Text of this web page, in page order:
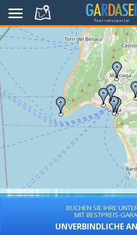
BUCHEN SIE IHRE
MIT BESTPREIS-
UNVERBINDLICHE